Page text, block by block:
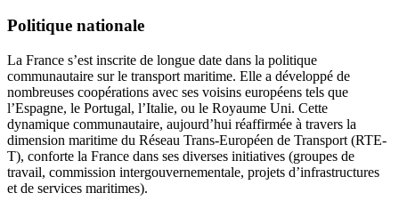
Politique nationale
La France s’est inscrite de longue date dans la politique
communautaire sur le transport maritime. Elle a développé de
nombreuses coopérations avec ses voisins européens tels que
l’Espagne, le Portugal, l’Italie, ou le Royaume Uni. Cette
dynamique communautaire, aujourd’hui réaffirmée à travers la
dimension maritime du Réseau Trans-Européen de Transport (RTE-
T), conforte la France dans ses diverses initiatives (groupes de
travail, commission intergouvernementale, projets d’infrastructures
et de services maritimes).